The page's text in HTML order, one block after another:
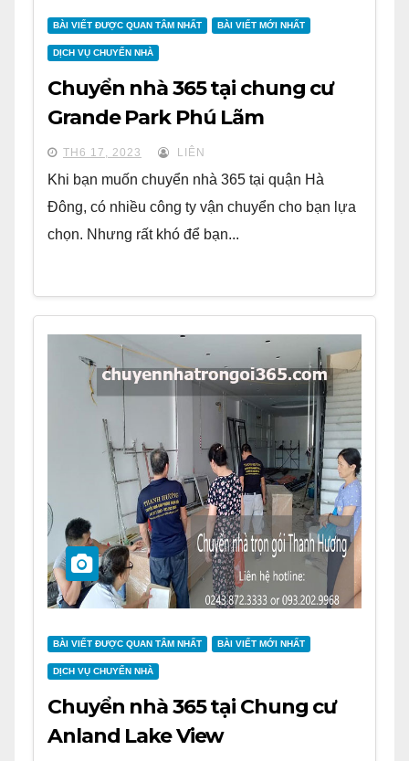
BÀI VIẾT ĐƯỢC QUAN TÂM NHẤT BÀI VIẾT MỚI NHẤT
DỊCH VỤ CHUYỂN NHÀ
Chuyển nhà 365 tại chung cư
Grande Park Phú Lãm
TH6 17, 2023 LIÊN
Khi bạn muốn chuyển nhà 365 tại quận Hà
Đông, có nhiều công ty vận chuyển cho bạn lựa
chọn. Nhưng rất khó để bạn...
BÀI VIẾT ĐƯỢC QUAN TÂM NHẤT BÀI VIẾT MỚI NHẤT
DỊCH VỤ CHUYỂN NHÀ
Chuyển nhà 365 tại Chung cư
Anland Lake View